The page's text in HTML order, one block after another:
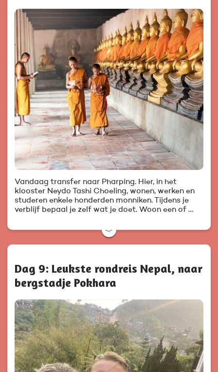
Vandaag transfer naar Pharping. Hier, in het
klooster Neydo Tashi Choeling, wonen, werken en
studeren enkele honderden monniken. Tijdens je
verblijf bepaal je zelf wat je doet. Woon een of …
﹀
Dag 9: Leukste rondreis Nepal, naar
bergstadje Pokhara